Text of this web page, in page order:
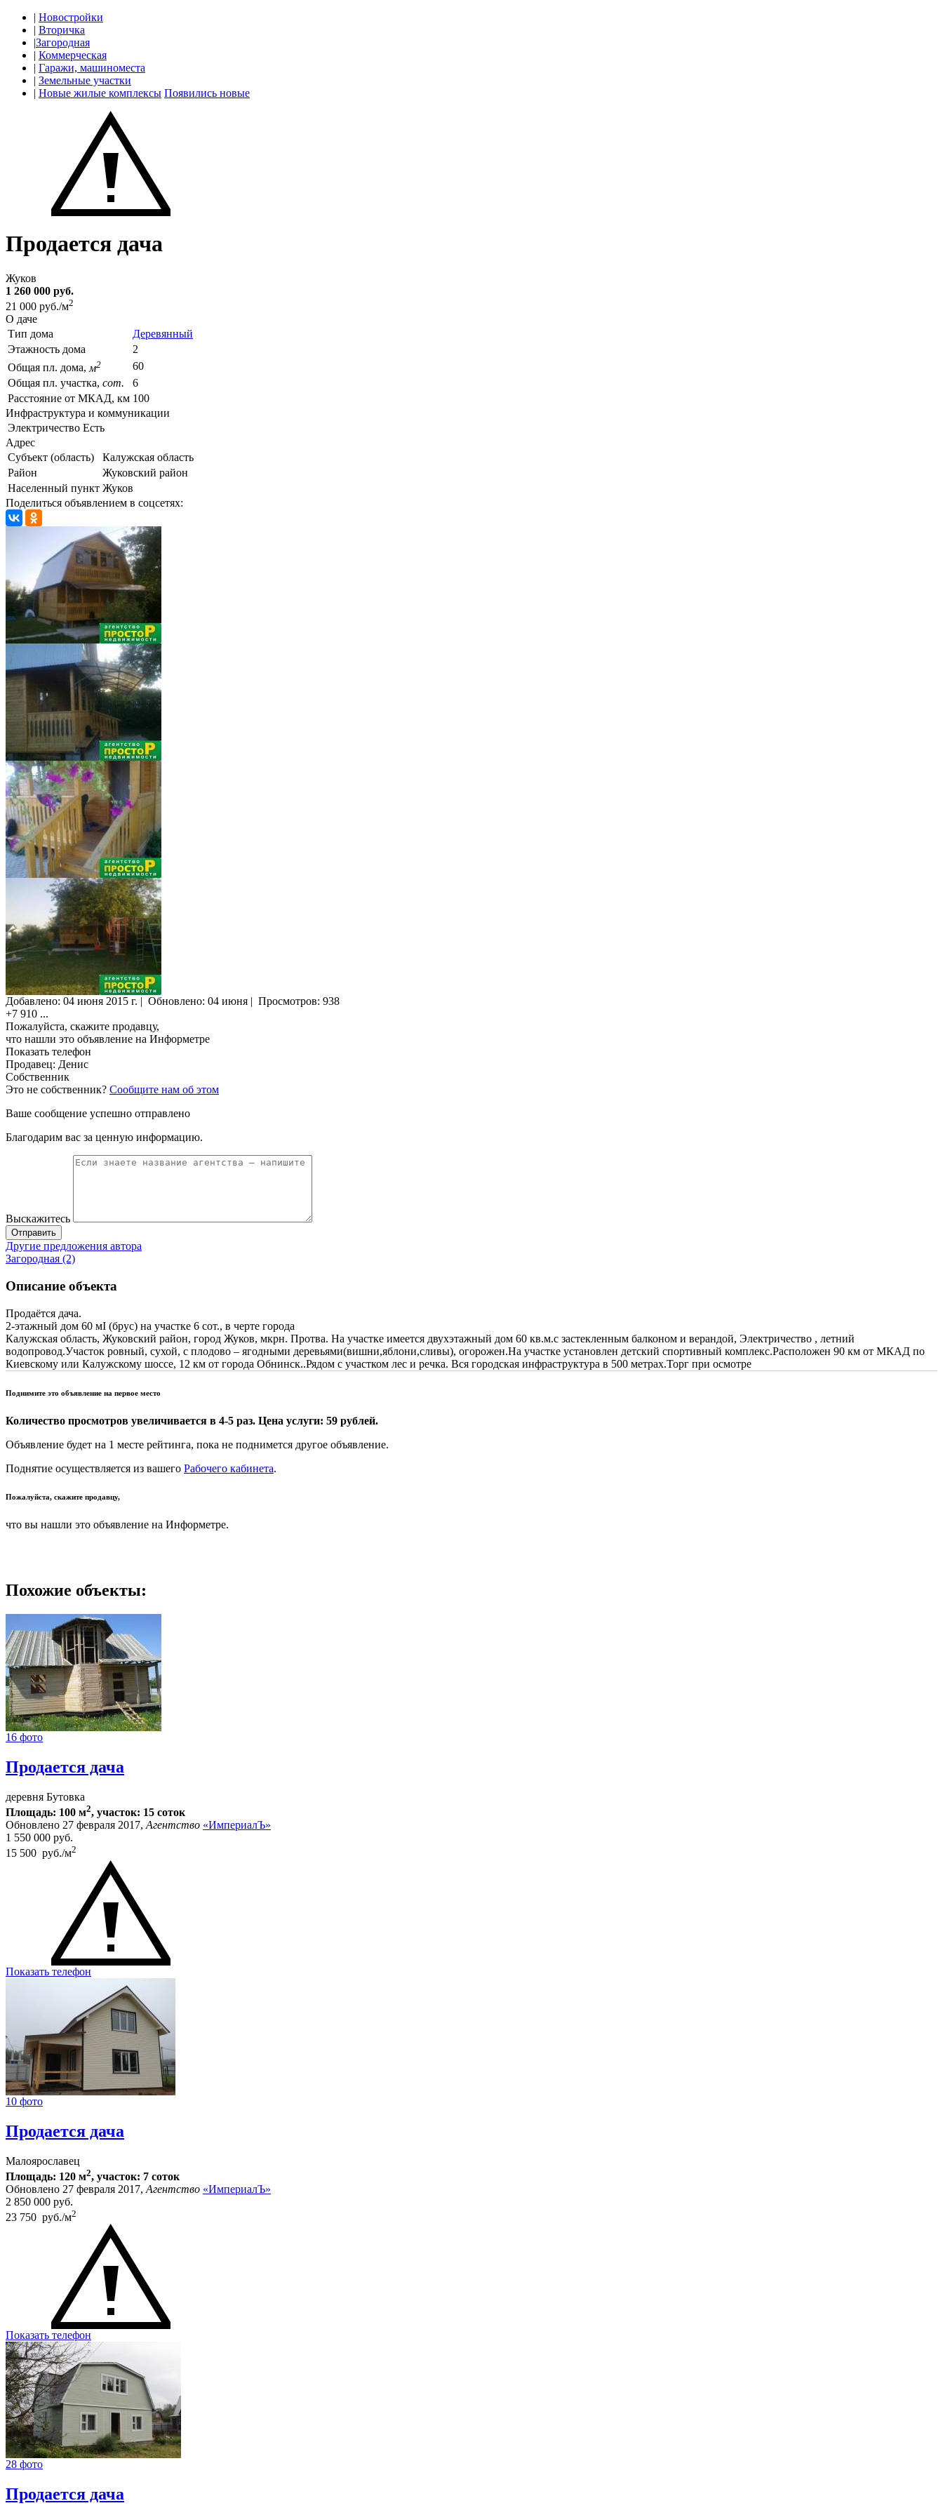
| Новостройки
| Вторичка
|Загородная
| Коммерческая
| Гаражи, машиноместа
| Земельные участки
| Новые жилые комплексы Появились новые
Продается дача
Жуков
1 260 000 руб.
21 000 руб./м2
О даче
Тип дома
Деревянный
Этажность дома
2
Общая пл. дома, м2
60
Общая пл. участка, сот.
6
Расстояние от МКАД, км 100
Инфраструктура и коммуникации
Электричество Есть
Адрес
Субъект (область)
Калужская область
Район
Жуковский район
Населенный пункт Жуков
Поделиться объявлением в соцсетях:
Добавлено: 04 июня 2015 г. | Обновлено: 04 июня | Просмотров: 938
+7 910 ...
Пожалуйста, скажите продавцу,
что нашли это объявление на Информетре
Показать телефон
Продавец: Денис
Собственник
Это не собственник? Сообщите нам об этом
Ваше сообщение успешно отправлено
Благодарим вас за ценную информацию.
Выскажитесь
Отправить
Другие предложения автора
Загородная (2)
Описание объекта
Продаётся дача.
2-этажный дом 60 мІ (брус) на участке 6 сот., в черте города
Калужская область, Жуковский район, город Жуков, мкрн. Протва. На участке имеется двухэтажный дом 60 кв.м.с застекленным балконом и верандой, Электричество , летний
водопровод.Участок ровный, сухой, с плодово – ягодными деревьями(вишни,яблони,сливы), огорожен.На участке установлен детский спортивный комплекс.Расположен 90 км от МКАД по
Киевскому или Калужскому шоссе, 12 км от города Обнинск..Рядом с участком лес и речка. Вся городская инфраструктура в 500 метрах.Торг при осмотре
Поднимите это объявление на первое место
Количество просмотров увеличивается в 4-5 раз. Цена услуги: 59 рублей.
Объявление будет на 1 месте рейтинга, пока не поднимется другое объявление.
Поднятие осуществляется из вашего Рабочего кабинета.
Пожалуйста, скажите продавцу,
что вы нашли это объявление на Информетре.
Похожие объекты:
16 фото
Продается дача
деревня Бутовка
Площадь: 100 м2, участок: 15 соток
Обновлено 27 февраля 2017,Агентство «ИмпериалЪ»
1 550 000 руб.
15 500 руб./м2
Показать телефон
10 фото
Продается дача
Малоярославец
Площадь: 120 м2, участок: 7 соток
Обновлено 27 февраля 2017, Агентство «ИмпериалЪ»
2 850 000 руб.
23 750 руб./м2
Показать телефон
28 фото
Продается дача